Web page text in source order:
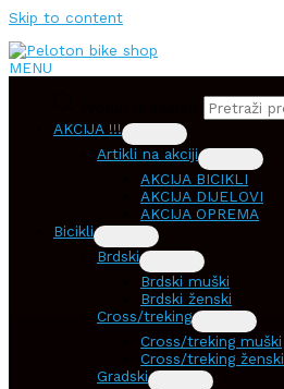
Skip to content
MENU
AKCIJA !!!
Artikli na akciji
AKCIJA BICIKLI
AKCIJA DIJELOVI
AKCIJA OPREMA
Bicikli
Brdski
Brdski muški
Brdski ženski
Cross/treking
Cross/treking muški
Cross/treking ženski
Gradski